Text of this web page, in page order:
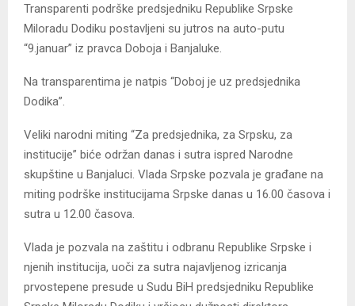
Transparenti podrške predsjedniku Republike Srpske
Miloradu Dodiku postavljeni su jutros na auto-putu
“9.januar” iz pravca Doboja i Banjaluke.
Na transparentima je natpis “Doboj je uz predsjednika
Dodika”.
Veliki narodni miting “Za predsjednika, za Srpsku, za
institucije” biće održan danas i sutra ispred Narodne
skupštine u Banjaluci. Vlada Srpske pozvala je građane na
miting podrške institucijama Srpske danas u 16.00 časova i
sutra u 12.00 časova.
Vlada je pozvala na zaštitu i odbranu Republike Srpske i
njenih institucija, uoči za sutra najavljenog izricanja
prvostepene presude u Sudu BiH predsjedniku Republike